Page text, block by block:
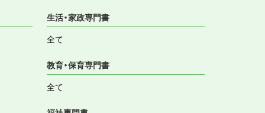
生活・家政専門書
全て
教育・保育専門書
全て